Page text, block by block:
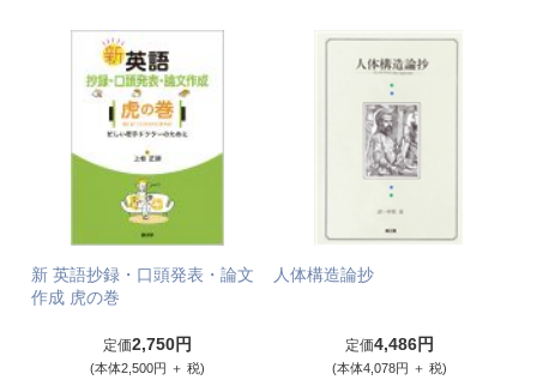
新 英語抄録・口頭発表・論文
作成 虎の巻
定価2,750円
(本体2,500円 ＋ 税)
人体構造論抄
定価4,486円
(本体4,078円 ＋ 税)